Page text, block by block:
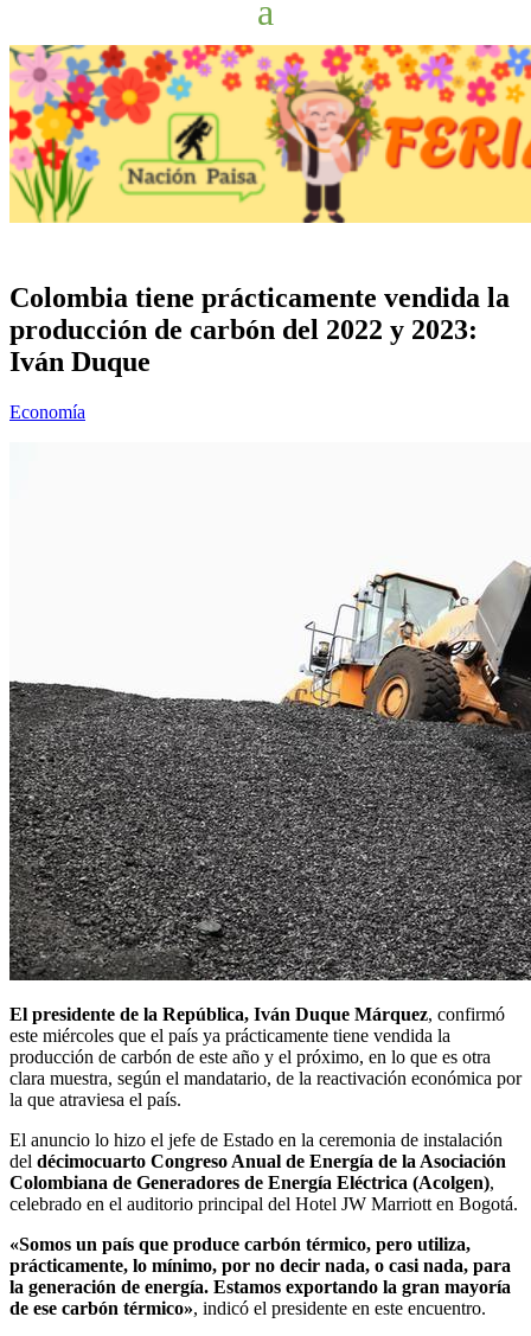
Colombia tiene prácticamente vendida la
producción de carbón del 2022 y 2023:
Iván Duque
Economía
El presidente de la República, Iván Duque Márquez, confirmó
este miércoles que el país ya prácticamente tiene vendida la
producción de carbón de este año y el próximo, en lo que es otra
clara muestra, según el mandatario, de la reactivación económica por
la que atraviesa el país.
El anuncio lo hizo el jefe de Estado en la ceremonia de instalación
del décimocuarto Congreso Anual de Energía de la Asociación
Colombiana de Generadores de Energía Eléctrica (Acolgen),
celebrado en el auditorio principal del Hotel JW Marriott en Bogotá.
«Somos un país que produce carbón térmico, pero utiliza,
prácticamente, lo mínimo, por no decir nada, o casi nada, para
la generación de energía. Estamos exportando la gran mayoría
de ese carbón térmico», indicó el presidente en este encuentro.